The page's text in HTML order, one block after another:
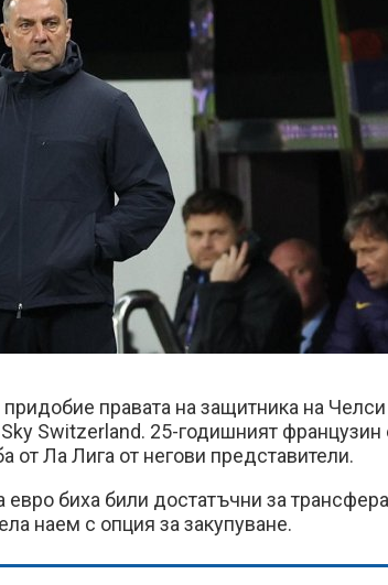
правата на защитника на Челси
Switzerland. 25-годишният французин
от Ла Лига от негови представители.
биха били достатъчни за
наем с опция за закупуване.